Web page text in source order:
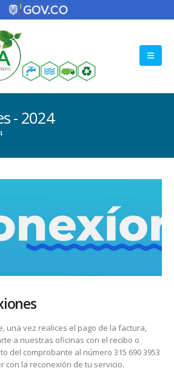
- 2024
una vez realices el pago de la factura,
a nuestras oficinas con el recibo o
del comprobante al número 315 690 3953
con la reconexión de tu servicio.